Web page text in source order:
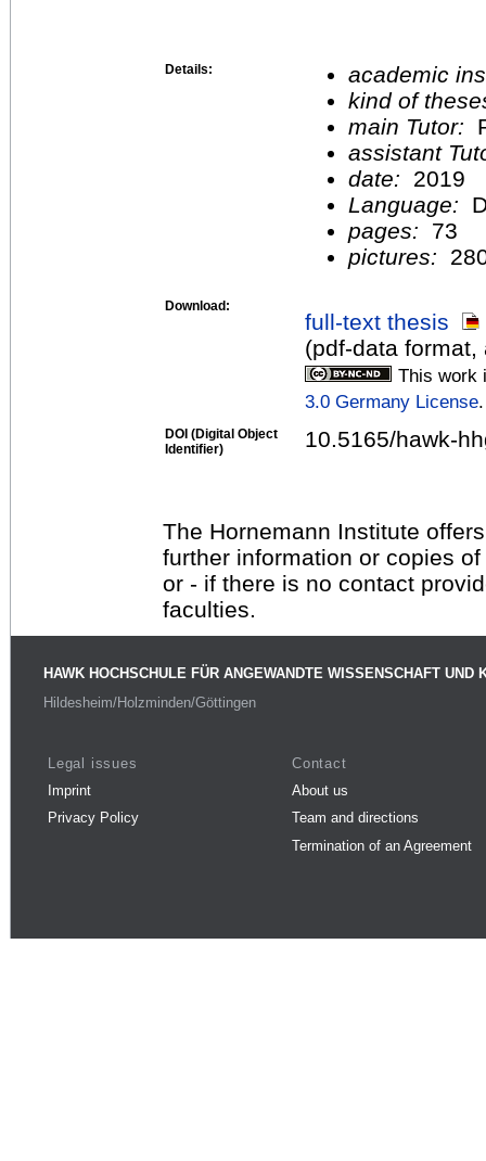
Details:
academic
kind of
main Tutor:
assistant
date:
2019
Language:
pages:
73
pictures:
Download:
full-text thesis
(pdf-data
This work
3.0 Germany License.
DOI (Digital Object
Identifier)
10.5165/hawk-
The Hornemann Institute
further information or copies
or - if there is no contact
faculties.
HAWK HOCHSCHULE FÜR ANGEWANDTE WISSENSCHAFT UND
Hildesheim/Holzminden/Göttingen
Legal issues
Imprint
Privacy Policy
Contact
About us
Team and directions
Termination of an Agreement